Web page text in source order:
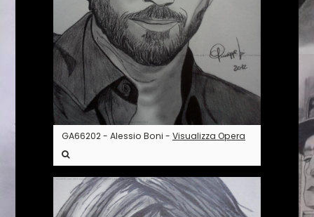
GA66202 - Alessio Boni - Visualizza Opera